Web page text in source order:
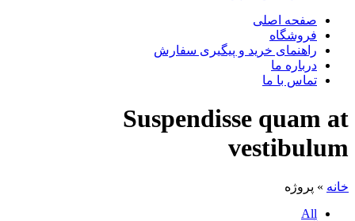
صفحه اصلی
فروشگاه
راهنمای خرید و پیگیری سفارش
درباره ما
تماس با ما
Suspendisse quam at
vestibulum
خانه » پروژه
All